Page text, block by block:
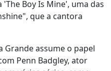
Boy Is Mine', uma das
que a cantora
Grande assume o papel
Penn Badgley, ator